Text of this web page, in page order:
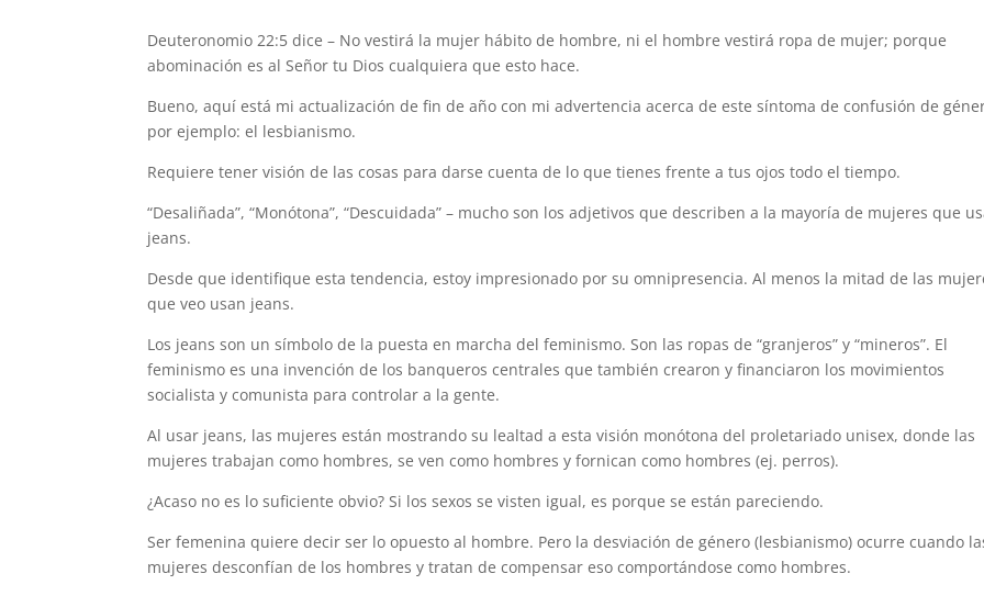
Deuteronomio 22:5 dice – No vestirá la mujer hábito de hombre, ni el hombre vestirá ropa de mujer; porque
abominación es al Señor tu Dios cualquiera que esto hace.
Bueno, aquí está mi actualización de fin de año con mi advertencia acerca de este síntoma de confusión de
por ejemplo: el lesbianismo.
Requiere tener visión de las cosas para darse cuenta de lo que tienes frente a tus ojos todo el tiempo.
“Desaliñada”, “Monótona”, “Descuidada” – mucho son los adjetivos que describen a la mayoría de mujeres que
jeans.
Desde que identifique esta tendencia, estoy impresionado por su omnipresencia. Al menos la mitad de las
que veo usan jeans.
Los jeans son un símbolo de la puesta en marcha del feminismo. Son las ropas de “granjeros” y “mineros”. El
feminismo es una invención de los banqueros centrales que también crearon y financiaron los movimientos
socialista y comunista para controlar a la gente.
Al usar jeans, las mujeres están mostrando su lealtad a esta visión monótona del proletariado unisex, donde las
mujeres trabajan como hombres, se ven como hombres y fornican como hombres (ej. perros).
¿Acaso no es lo suficiente obvio? Si los sexos se visten igual, es porque se están pareciendo.
Ser femenina quiere decir ser lo opuesto al hombre. Pero la desviación de género (lesbianismo) ocurre cuando
mujeres desconfían de los hombres y tratan de compensar eso comportándose como hombres.